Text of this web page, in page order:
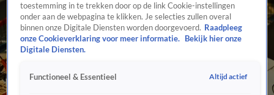
toestemming in te trekken door op de link Cookie-instellingen
onder aan de webpagina te klikken. Je selecties zullen overal
binnen onze Digitale Diensten worden doorgevoerd. Raadpleeg
onze Cookieverklaring voor meer informatie.
Bekijk hier onze
Digitale Diensten.
Functioneel & Essentieel Altijd actief